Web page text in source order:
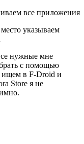
все приложения
место указываем
нужные мне
с помощью
в F-Droid и
Store я не